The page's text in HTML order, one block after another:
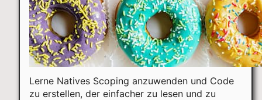
Lerne Natives Scoping anzuwenden und Code
zu erstellen, der einfacher zu lesen und zu